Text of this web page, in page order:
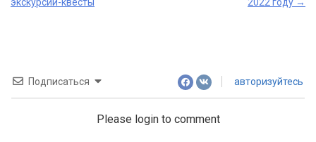
Подписаться авторизуйтесь
Please login to comment